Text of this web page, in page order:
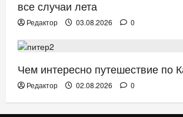
все случаи лета
Редактор 03.08.2026
0
Чем интересно путешествие по
Редактор 02.08.2026 0